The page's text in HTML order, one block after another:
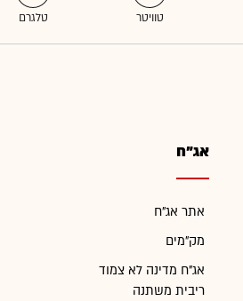
אג"ח
אתר אג"ח
מק"מים
אג"ח מדינה לא צמוד
ריבית משתנה